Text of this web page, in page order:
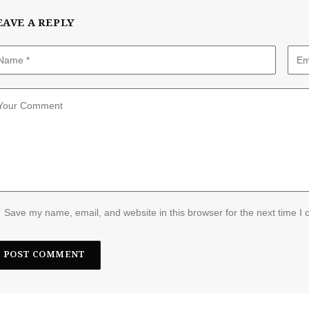
A REPLY
Save my name, email, and website in this browser for the next time I